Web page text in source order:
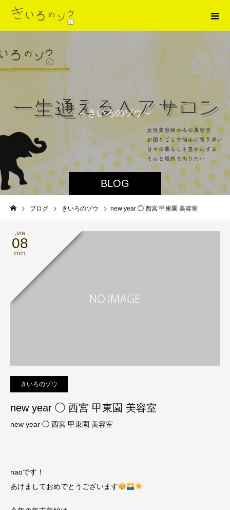
BLOG
～きいろのゾウ～
ブログ きいろのゾウ new year ◯ 西宮 甲東園 美容室
JAN
08
2021
きいろのゾウ
new year ◯ 西宮 甲東園 美容室
new year ◯ 西宮 甲東園 美容室
naoです！
あけましておめでとうございます